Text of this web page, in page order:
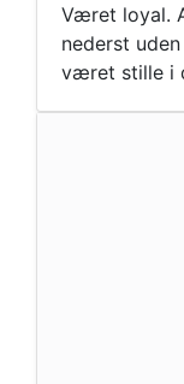
Været loyal.
nederst
været stille i